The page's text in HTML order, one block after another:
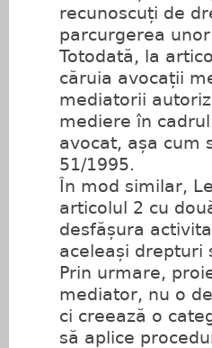
recunoscuți de
parcurgerea
Totodată, la
căruia avocații
mediatorii
mediere în
avocat, așa cum
51/1995.
În mod similar,
articolul 2 cu
desfășura
aceleași drepturi
Prin urmare,
mediator, nu o
ci creează o
să aplice